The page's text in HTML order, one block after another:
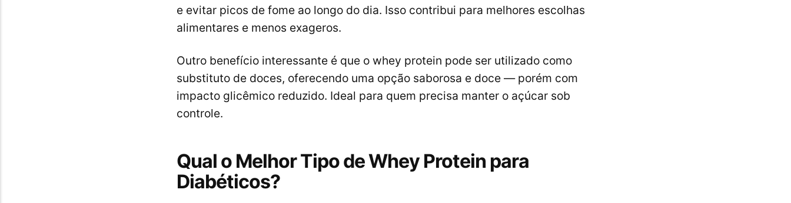
e evitar picos de fome ao longo do dia. Isso contribui para melhores escolhas
alimentares e menos exageros.
Outro benefício interessante é que o whey protein pode ser utilizado como
substituto de doces, oferecendo uma opção saborosa e doce — porém com
impacto glicêmico reduzido. Ideal para quem precisa manter o açúcar sob
controle.
Qual o Melhor Tipo de Whey Protein para
Diabéticos?